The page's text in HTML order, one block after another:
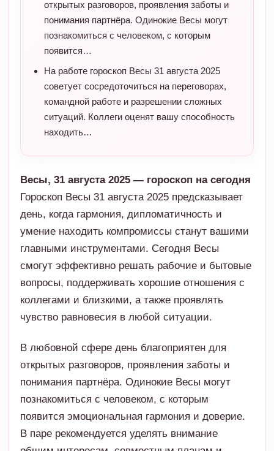
открытых разговоров, проявления заботы и
понимания партнёра. Одинокие Весы могут
познакомиться с человеком, с которым
появится…
На работе гороскоп Весы 31 августа 2025
советует сосредоточиться на переговорах,
командной работе и разрешении сложных
ситуаций. Коллеги оценят вашу способность
находить…
Весы, 31 августа 2025 — гороскоп на сегодня
Гороскоп Весы 31 августа 2025 предсказывает
день, когда гармония, дипломатичность и
умение находить компромиссы станут вашими
главными инструментами. Сегодня Весы
смогут эффективно решать рабочие и бытовые
вопросы, поддерживать хорошие отношения с
коллегами и близкими, а также проявлять
чувство равновесия в любой ситуации.
В любовной сфере день благоприятен для
открытых разговоров, проявления заботы и
понимания партнёра. Одинокие Весы могут
познакомиться с человеком, с которым
появится эмоциональная гармония и доверие.
В паре рекомендуется уделять внимание